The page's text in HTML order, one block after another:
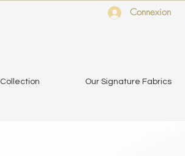
Connexion
Our Signature Fabrics